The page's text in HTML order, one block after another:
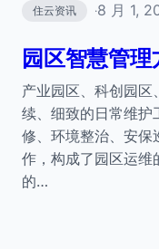
住云资讯 ·8 月 1,
园区智慧管
产业园区、科创园
续、细致的日常维护
修、环境整治、安保
作，构成了园区运维
的…